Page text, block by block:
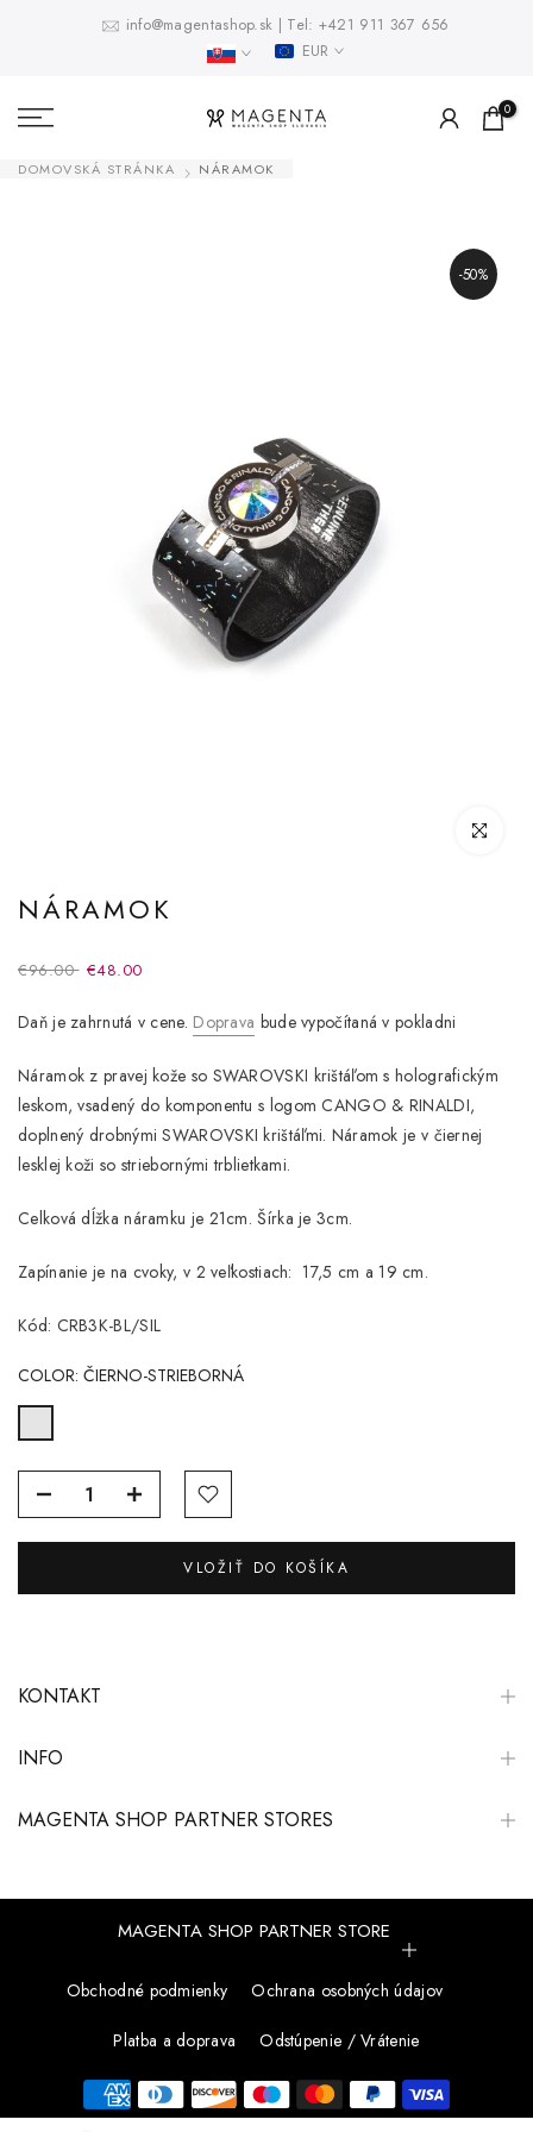
info@magentashop.sk | Tel: +421 911 367 656
EUR
0
DOMOVSKÁ STRÁNKA NÁRAMOK
-50%
Kliknite
NÁRAMOK
€96.00 €48.00
Daň je zahrnutá v cene. Doprava bude vypočítaná v pokladni
Náramok z pravej kože so SWAROVSKI krištáľom s holografickým
leskom, vsadený do komponentu s logom CANGO & RINALDI,
doplnený drobnými SWAROVSKI krištáľmi. Náramok je v čiernej
lesklej koži so striebornými trblietkami.
Celková dĺžka náramku je 21cm. Šírka je 3cm.
Zapínanie je na cvoky, v 2 veľkostiach: 17,5 cm a 19 cm.
Kód: CRB3K-BL/SIL
COLOR: ČIERNO-STRIEBORNÁ
VLOŽIŤ DO KOŠÍKA
KONTAKT
INFO
MAGENTA SHOP PARTNER STORES
MAGENTA SHOP PARTNER STORE
Obchodné podmienky Ochrana osobných údajov
Platba a doprava Odstúpenie / Vrátenie